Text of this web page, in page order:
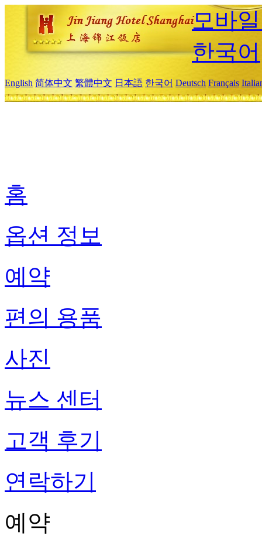
모바
한국어
English 简体中文 繁體中文 日本語 한국어 Deutsch Français
홈
옵션 정보
예약
편의 용품
사진
뉴스 센터
고객 후기
연락하기
예약